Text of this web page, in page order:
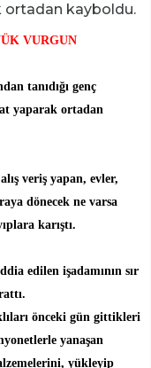
ortadan kayboldu.
VURGUN
tanıdığı genç
yaparak ortadan
veriş yapan, evler,
dönecek ne varsa
karıştı.
edilen işadamının sır
önceki gün gittikleri
yanaşan
yükleyip